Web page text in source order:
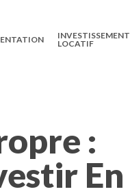
INVESTISSEMENT
LOCATIF
:
En